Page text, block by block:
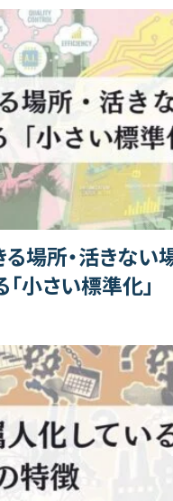
場所・活きない
小さい標準化」